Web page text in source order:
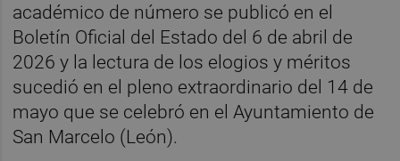
académico de número se publicó en el
Boletín Oficial del Estado del 6 de abril de
2026 y la lectura de los elogios y méritos
sucedió en el pleno extraordinario del 14 de
mayo que se celebró en el Ayuntamiento de
San Marcelo (León).